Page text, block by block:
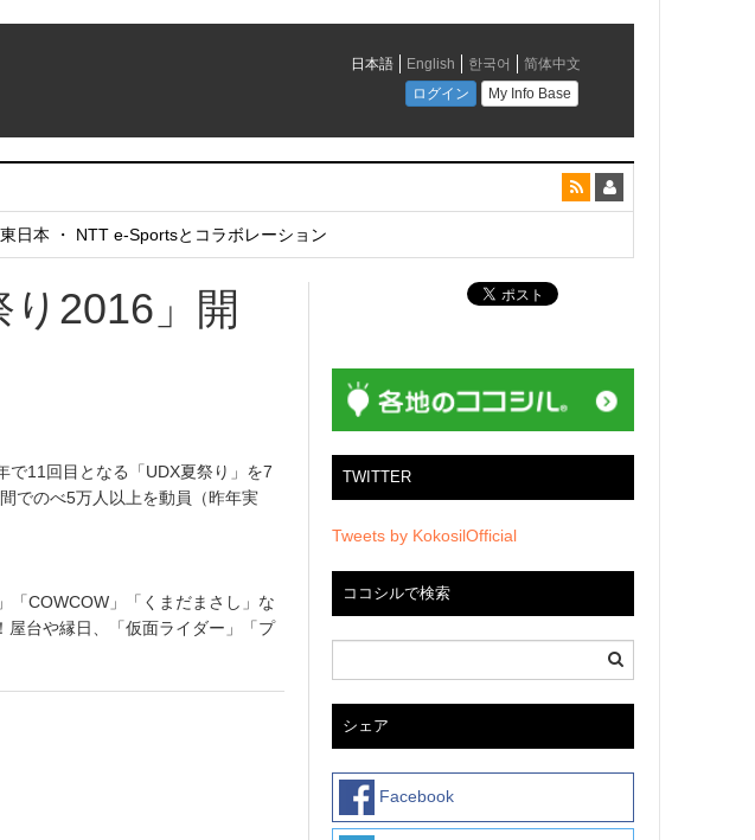
日本 ・ NTT e-Sportsとコラボレーション
2016」開
で11回目となる「UDX夏祭り」を7
でのべ5万人以上を動員（昨年実
「COWCOW」「くまだまさし」な
屋台や縁日、「仮面ライダー」「プ
TWITTER
Tweets by KokosilOfficial
ココシルで検索
シェア
Facebook